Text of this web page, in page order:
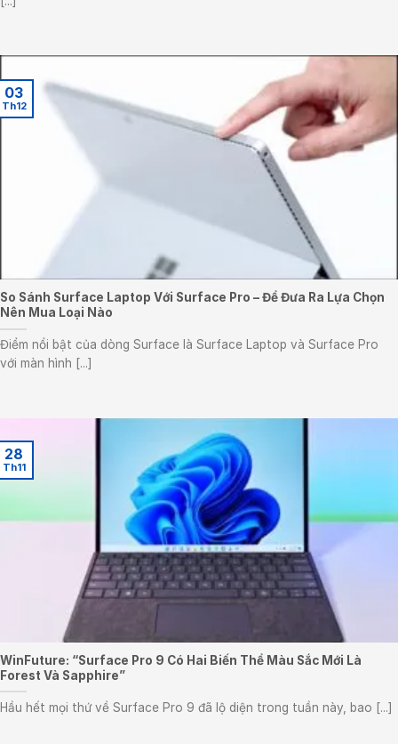
So Sánh Surface Laptop Với Surface Pro – Để Đưa Ra Lựa Chọn
Nên Mua Loại Nào
Điểm nổi bật của dòng Surface là Surface Laptop và Surface Pro
với màn hình [...]
03
Th12
WinFuture: “Surface Pro 9 Có Hai Biến Thể Màu Sắc Mới Là
Forest Và Sapphire”
Hầu hết mọi thứ về Surface Pro 9 đã lộ diện trong tuần này, bao [...]
28
Th11